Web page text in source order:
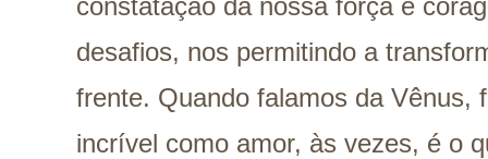
constatação da nossa força e
desafios, nos permitindo a
frente. Quando falamos da Vênus,
incrível como amor, às vezes, é o